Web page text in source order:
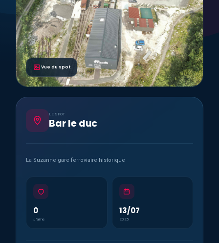
Vue du spot
LE SPOT
Bar le duc
La Suzanne gare ferroviaire historique
0
J’aime
13/07
2025